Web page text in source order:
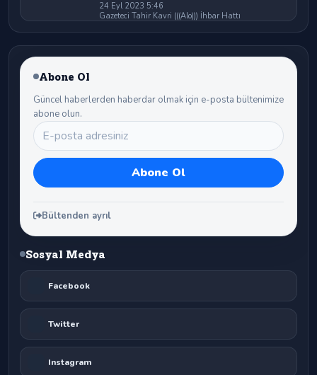
24 Eyl 2023 5:46
Gazeteci Tahir Kavri (((Alo))) İhbar Hattı
Abone Ol
Güncel haberlerden haberdar olmak için e-posta bültenimize
abone olun.
Bültenden ayrıl
Sosyal Medya
Facebook
Twitter
Instagram